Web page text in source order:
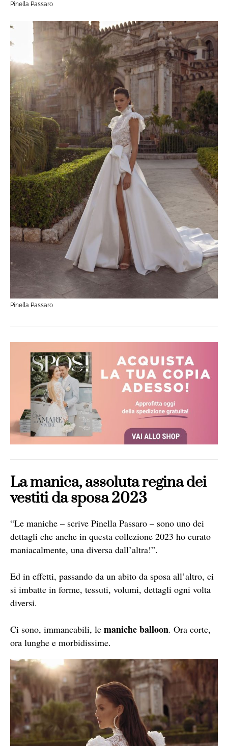
Pinella Passaro
Pinella Passaro
La manica, assoluta regina dei
vestiti da sposa 2023
“Le maniche – scrive Pinella Passaro – sono uno dei
dettagli che anche in questa collezione 2023 ho curato
maniacalmente, una diversa dall’altra!”.
Ed in effetti, passando da un abito da sposa all’altro, ci
si imbatte in forme, tessuti, volumi, dettagli ogni volta
diversi.
Ci sono, immancabili, le maniche balloon. Ora corte,
ora lunghe e morbidissime.